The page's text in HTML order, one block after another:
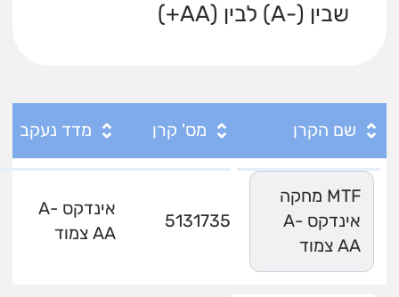
שבין (-A) לבין (AA+)
שם הקרן מס' קרן מדד נעקב
MTF מחקה
אינדקס A-
AA צמוד
5131735
אינדקס A-
AA צמוד